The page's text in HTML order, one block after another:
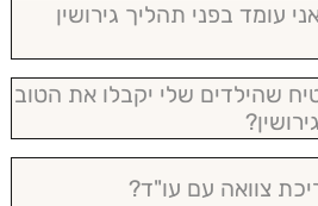
עומד בפני תהליך גירושין
שהילדים שלי יקבלו את הטוב
צוואה עם עו"ד?